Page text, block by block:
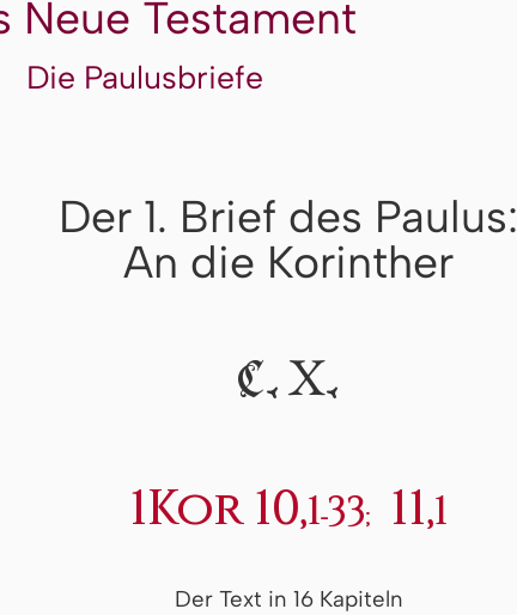
Neue Testament
Die Paulusbriefe
Der 1. Brief des Paulus:
An die Korinther
C. X.
1Kor 10,1-33; 11,1
Der Text in 16 Kapiteln